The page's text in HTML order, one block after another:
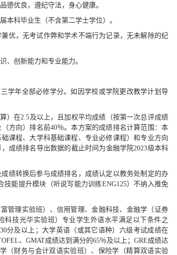
德优良，遵纪守法，身心健康。
本科毕业生（不含第二学士学位）。
优，无考试作弊和学术不端行为记录，无未解除的纪
、创新能力和专业能力。
学年全部必修学分。如因学校或学院更改教学计划导
）在2.5及以上，且加权平均成绩（按第一次总评成绩
方向）排名前40％。本方案的成绩排名计算范围：本
课程、大学科基础课程、专业必修课程）和专业方向
成绩排名导出数据的截止时间为金融学院2023级本科
绩转换后参与成绩排名，成绩认定以教务处制定的办
能提升模块（听说写能力训练ENG125）不纳入推免
管理实验班）、信用管理、金融科技、金融学（证券
技光华实验班）专业学生外语水平满足以下条件之
分及以上；大学英语（或其它语种）六级考试成绩在
、GMAT成绩达到满分的65％及以上；GRE成绩达
（财务与会计双语实验班）、保险学（精算双语实验